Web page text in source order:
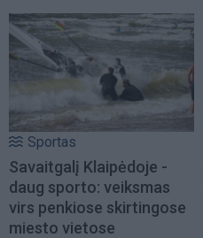
Sportas
Savaitgalį Klaipėdoje -
daug sporto: veiksmas
virs penkiose skirtingose
miesto vietose